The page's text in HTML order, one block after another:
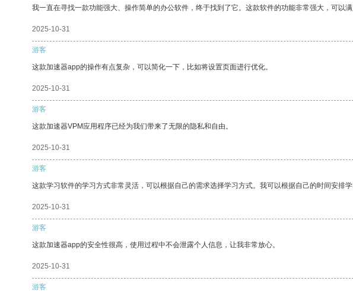
我一直在寻找一款功能强大、操作简单的办公软件，终于找到了它。这款软件的功能非常强大，可以
2025-10-31
游客
这款加速器app的操作有点复杂，可以简化一下，比如将设置页面进行优化。
2025-10-31
游客
这款加速器VPM应用程序已经为我们带来了无限的隐私和自由。
2025-10-31
游客
这款学习软件的学习方式非常灵活，可以根据自己的需求选择学习方式。我可以根据自己的时间安排学
2025-10-31
游客
这款加速器app的安全性很高，使用过程中不会泄露个人信息，让我非常放心。
2025-10-31
游客